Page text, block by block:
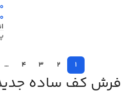
1
2
3
4
…
فرش کف ساده